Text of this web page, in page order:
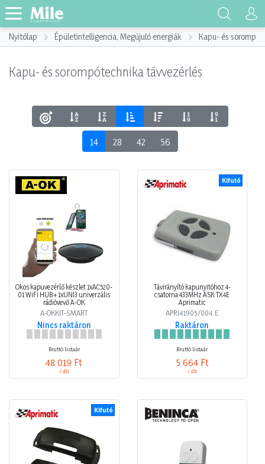
Nyitólap Épületintelligencia, Megújuló energiák Kapu- és
Kapu- és sorompótechnika távvezérlés
14 28 42 56
Okos kapuvezérlő készlet 1xAC520-
01 WiFi HUB + 1xUNI3 univerzális
rádióvevő A-OK
A-OKKIT-SMART
Nincs raktáron
Bruttó listaár
48 019 Ft
/ db
Kifutó
Távirányító kapunyitóhoz 4-
csatorna 433MHz ASK TX4E
Aprimatic
APRI41905/004.E
Raktáron
Bruttó listaár
5 664 Ft
/ db
Kifutó